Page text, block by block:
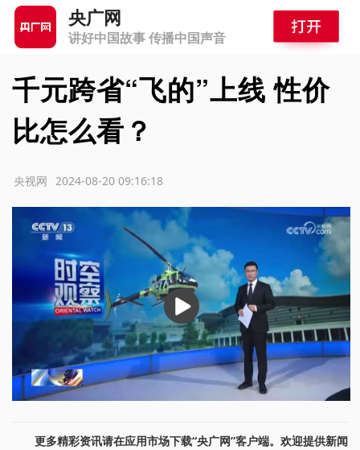
央广网
讲好中国故事 传播中国声音
千元跨省“飞的”上线 性价
比怎么看？
2024-08-20 09:16:18
央视网
播
放
更多精彩资讯请在应用市场下载“央广网”客户端。欢迎提供新闻